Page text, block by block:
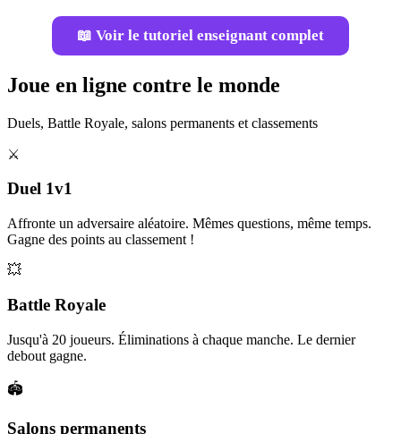
📖 Voir le tutoriel enseignant complet
Joue en ligne contre le monde
Duels, Battle Royale, salons permanents et classements
⚔️
Duel 1v1
Affronte un adversaire aléatoire. Mêmes questions, même temps.
Gagne des points au classement !
💥
Battle Royale
Jusqu'à 20 joueurs. Éliminations à chaque manche. Le dernier
debout gagne.
🏟️
Salons permanents